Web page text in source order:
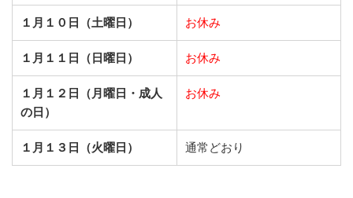
１月１０日（土曜日） お休み
１月１１日（日曜日） お休み
１月１２日（月曜日・成人
の日）
お休み
１月１３日（火曜日） 通常どおり